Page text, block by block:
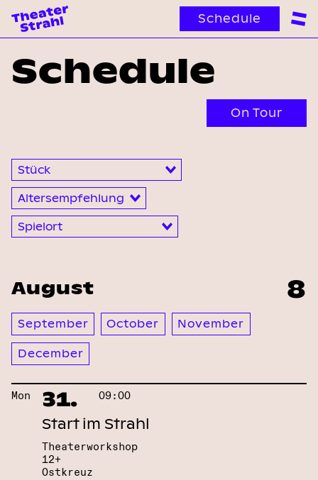
Schedule
Schedule
On Tour
August 8
September October November
December
Mon 31. 09:00
Start im Strahl
Theaterworkshop
12+
Ostkreuz